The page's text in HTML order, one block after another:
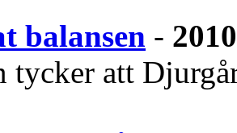
balansen -
tycker att